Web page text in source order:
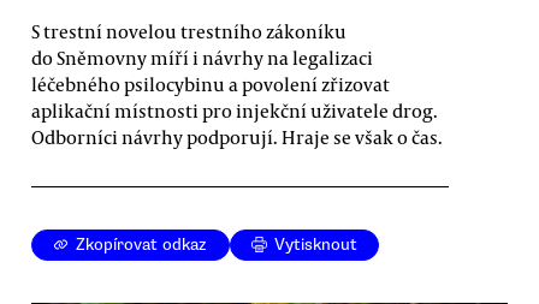
S trestní novelou trestního zákoníku
do Sněmovny míří i návrhy na legalizaci
léčebného psilocybinu a povolení zřizovat
aplikační místnosti pro injekční uživatele drog.
Odborníci návrhy podporují. Hraje se však o čas.
Zkopírovat odkaz Vytisknout